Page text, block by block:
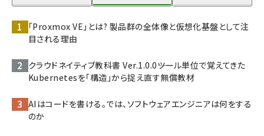
「Proxmox VE」とは? 製品群の全体像と仮想化基盤として注
目される理由
クラウドネイティブ教科書 Ver.1.0.0――ツール単位で覚えてきた
Kubernetesを「構造」から捉え直す無償教材
AIはコードを書ける。では、ソフトウェアエンジニアは何をする
のか